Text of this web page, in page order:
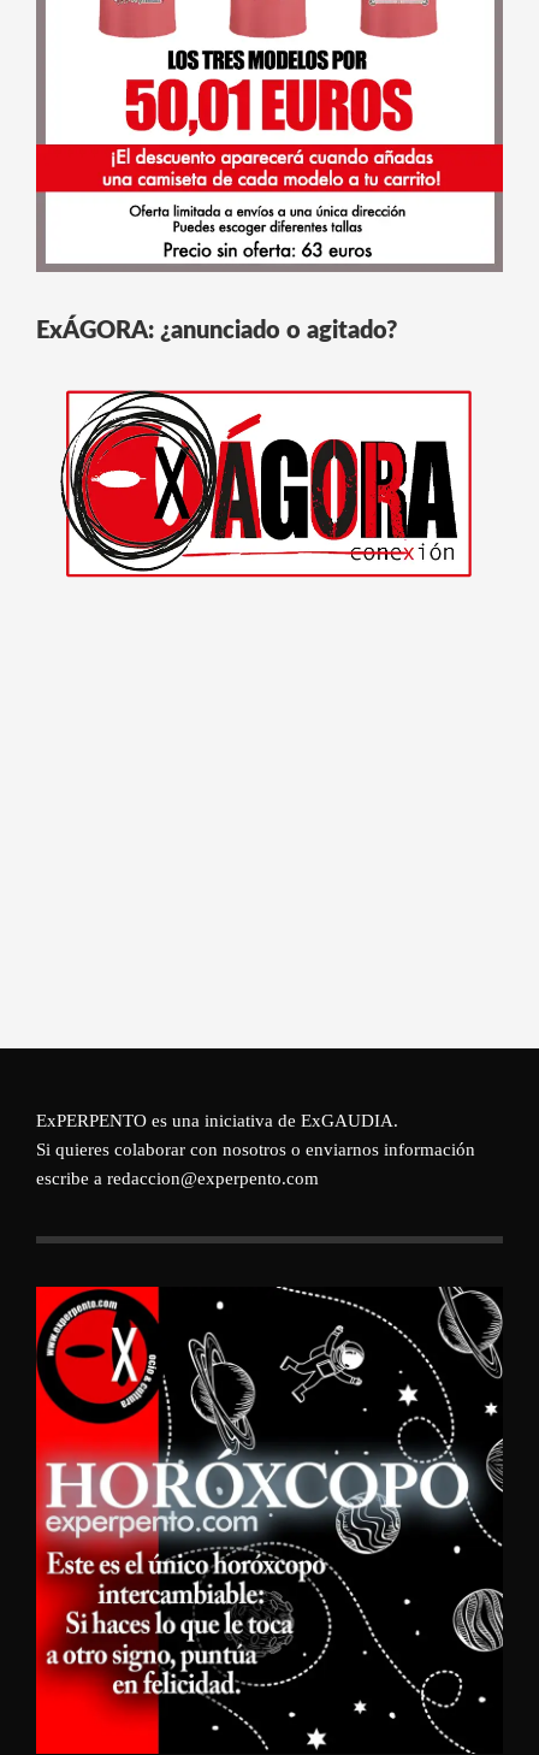
ExÁGORA: ¿anunciado o agitado?
ExPERPENTO es una iniciativa de ExGAUDIA.
Si quieres colaborar con nosotros o enviarnos información
escribe a redaccion@experpento.com